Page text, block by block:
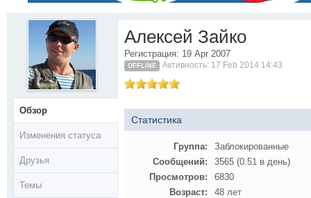
Обзор
Изменения статуса
Друзья
Темы
Алексей Зайко
Регистрация: 19 Apr 2007
OFFLINE Активность: 17 Feb 2014 14:43
Статистика
Группа:
Заблокированные
Сообщений:
3565 (0.51 в день)
Просмотров:
6830
Возраст:
48 лет